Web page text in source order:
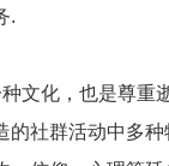
.
文化，也是尊重
的社群活动中多种